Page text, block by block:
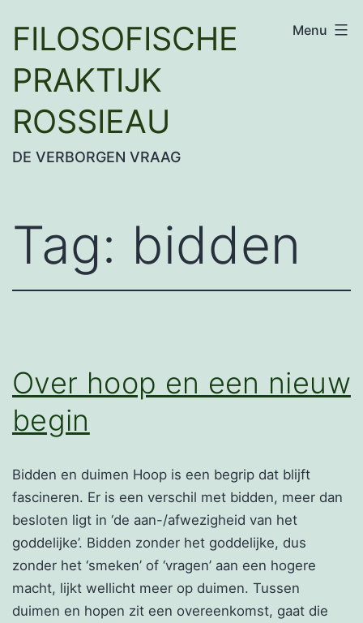
naar
inhoud
FILOSOFISCHE
PRAKTIJK
ROSSIEAU
DE VERBORGEN VRAAG
Menu
Tag: bidden
Over hoop en een nieuw
begin
Bidden en duimen Hoop is een begrip dat blijft
fascineren. Er is een verschil met bidden, meer dan
besloten ligt in ‘de aan-/afwezigheid van het
goddelijke’. Bidden zonder het goddelijke, dus
zonder het ‘smeken’ of ‘vragen’ aan een hogere
macht, lijkt wellicht meer op duimen. Tussen
duimen en hopen zit een overeenkomst, gaat die